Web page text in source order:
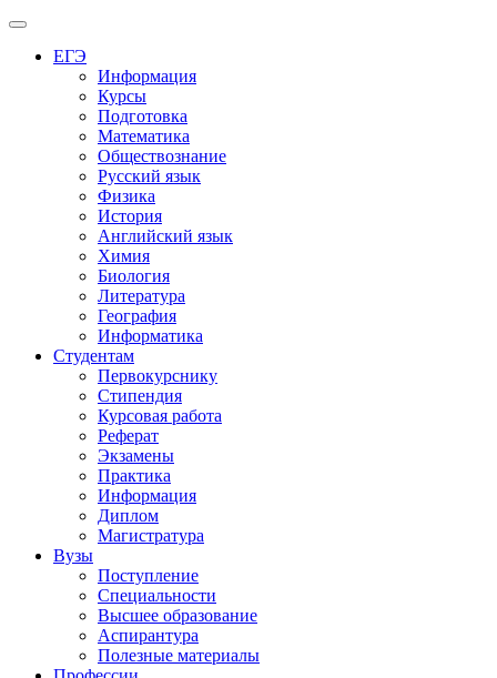
Меню
ЕГЭ
Информация
Курсы
Подготовка
Математика
Обществознание
Русский язык
Физика
История
Английский язык
Химия
Биология
Литература
География
Информатика
Студентам
Первокурснику
Стипендия
Курсовая работа
Реферат
Экзамены
Практика
Информация
Диплом
Магистратура
Вузы
Поступление
Специальности
Высшее образование
Аспирантура
Полезные материалы